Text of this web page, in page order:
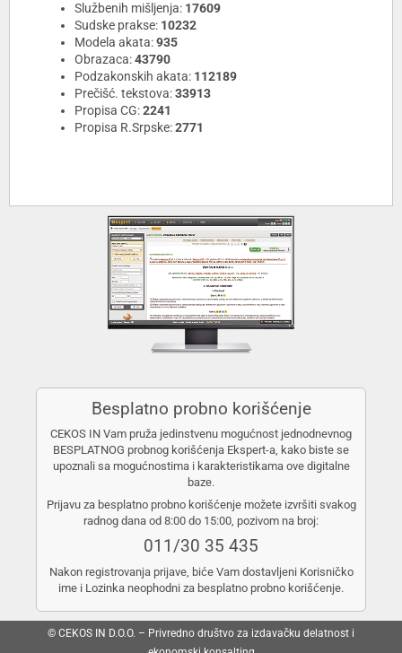
Službenih mišljenja: 17609
Sudske prakse: 10232
Modela akata:935
Obrazaca:43790
Podzakonskih akata: 112189
Prečišć. tekstova:33913
Propisa CG:2241
Propisa R.Srpske:2771
Besplatno probno korišćenje
CEKOS IN Vam pruža jedinstvenu mogućnost jednodnevnog
BESPLATNOG probnog korišćenja Ekspert-a, kako biste se
upoznali sa mogućnostima i karakteristikama ove digitalne
baze.
Prijavu za besplatno probno korišćenje možete izvršiti svakog
radnog dana od 8:00 do 15:00, pozivom na broj:
011/30 35 435
Nakon registrovanja prijave, biće Vam dostavljeni Korisničko
ime i Lozinka neophodni za besplatno probno korišćenje.
© CEKOS IN D.O.O. – Privredno društvo za izdavačku delatnost i